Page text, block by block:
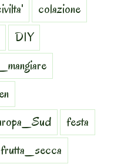
colazione
DIY
festa
frutta_secca